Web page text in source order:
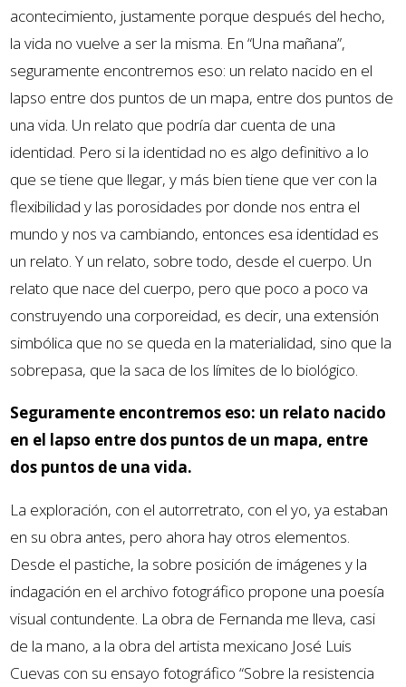
acontecimiento, justamente porque después del hecho,
la vida no vuelve a ser la misma. En “Una mañana”,
seguramente encontremos eso: un relato nacido en el
lapso entre dos puntos de un mapa, entre dos puntos de
una vida. Un relato que podría dar cuenta de una
identidad. Pero si la identidad no es algo definitivo a lo
que se tiene que llegar, y más bien tiene que ver con la
flexibilidad y las porosidades por donde nos entra el
mundo y nos va cambiando, entonces esa identidad es
un relato. Y un relato, sobre todo, desde el cuerpo. Un
relato que nace del cuerpo, pero que poco a poco va
construyendo una corporeidad, es decir, una extensión
simbólica que no se queda en la materialidad, sino que la
sobrepasa, que la saca de los límites de lo biológico.
Seguramente encontremos eso: un relato nacido
en el lapso entre dos puntos de un mapa, entre
dos puntos de una vida.
La exploración, con el autorretrato, con el yo, ya estaban
en su obra antes, pero ahora hay otros elementos.
Desde el pastiche, la sobre posición de imágenes y la
indagación en el archivo fotográfico propone una poesía
visual contundente. La obra de Fernanda me lleva, casi
de la mano, a la obra del artista mexicano José Luis
Cuevas con su ensayo fotográfico “Sobre la resistencia